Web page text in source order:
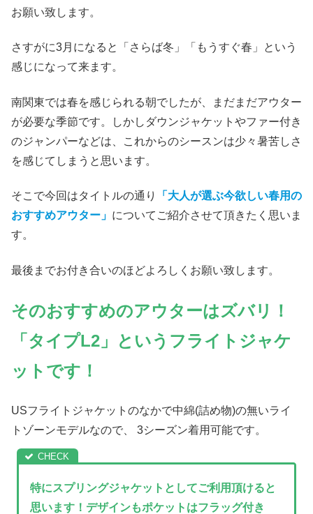
お願い致します。
さすがに3月になると「さらば冬」「もうすぐ春」という
感じになって来ます。
南関東では春を感じられる朝でしたが、まだまだアウター
が必要な季節です。しかしダウンジャケットやファー付き
のジャンパーなどは、これからのシースンは少々暑苦しさ
を感じてしまうと思います。
そこで今回はタイトルの通り
「大人が選ぶ今欲しい春用の
おすすめアウター」 についてご紹介させて頂きたく思いま
す。
最後までお付き合いのほどよろしくお願い致します。
そのおすすめのアウターはズバリ！
「タイプL2」というフライトジャケ
ットです！
USフライトジャケットのなかで中綿(詰め物)の無いライ
トゾーンモデルなので、 3シーズン着用可能です。
特にスプリングジャケットとしてご利用頂けると
思います！デザインもポケットはフラッグ付き